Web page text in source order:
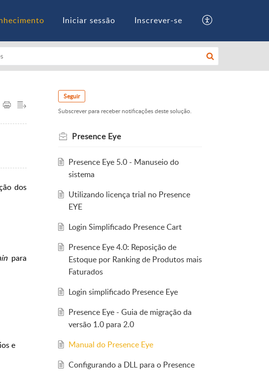
Iniciar sessão Inscrever-se
dos
para
e
Seguir
Subscrever para receber notificações deste solução.
Presence Eye
Presence Eye 5.0 - Manuseio do
sistema
Utilizando licença trial no Presence
EYE
Login Simplificado Presence Cart
Presence Eye 4.0: Reposição de
Estoque por Ranking de Produtos mais
Faturados
Login simplificado Presence Eye
Presence Eye - Guia de migração da
versão 1.0 para 2.0
Manual do Presence Eye
Configurando a DLL para o Presence